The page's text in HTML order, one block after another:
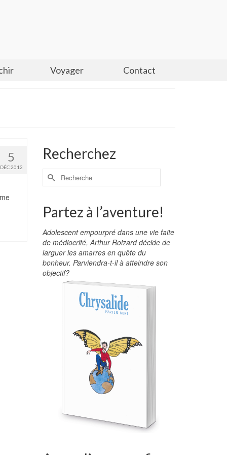
Voyager Contact
5
DÉC 2012
Recherchez
Partez à l’aventure!
Adolescent empourpré dans une vie faite
de médiocrité, Arthur Roizard décide de
larguer les amarres en quête du
bonheur. Parviendra-t-il à atteindre son
objectif?